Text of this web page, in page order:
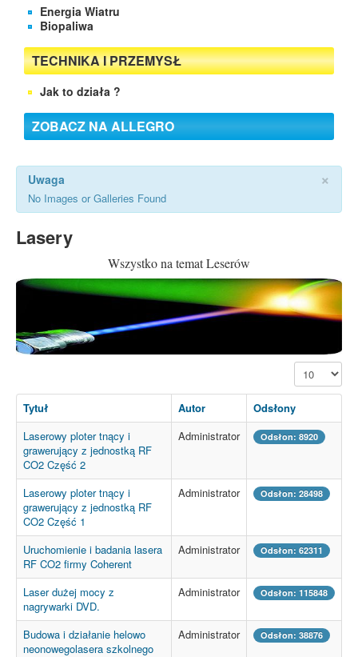
Energia Wiatru
Biopaliwa
TECHNIKA I PRZEMYSŁ
Jak to działa ?
ZOBACZ NA ALLEGRO
×
Uwaga
No Images or Galleries Found
Lasery
Wszystko na temat Leserów
Pokaż #
Tytuł Autor
Odsłony
Laserowy ploter tnący i
grawerujący z jednostką RF
CO2 Część 2
Administrator Odsłon: 8920
Laserowy ploter tnący i
grawerujący z jednostką RF
CO2 Część 1
Administrator Odsłon: 28498
Uruchomienie i badania lasera
RF CO2 firmy Coherent
Administrator Odsłon: 62311
Laser dużej mocy z
nagrywarki DVD.
Administrator Odsłon: 115848
Budowa i działanie helowo
neonowegolasera szkolnego
Administrator Odsłon: 38876